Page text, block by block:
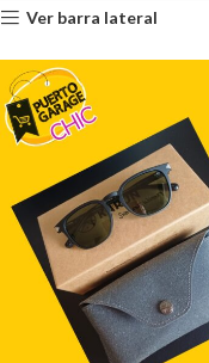
Ver barra lateral